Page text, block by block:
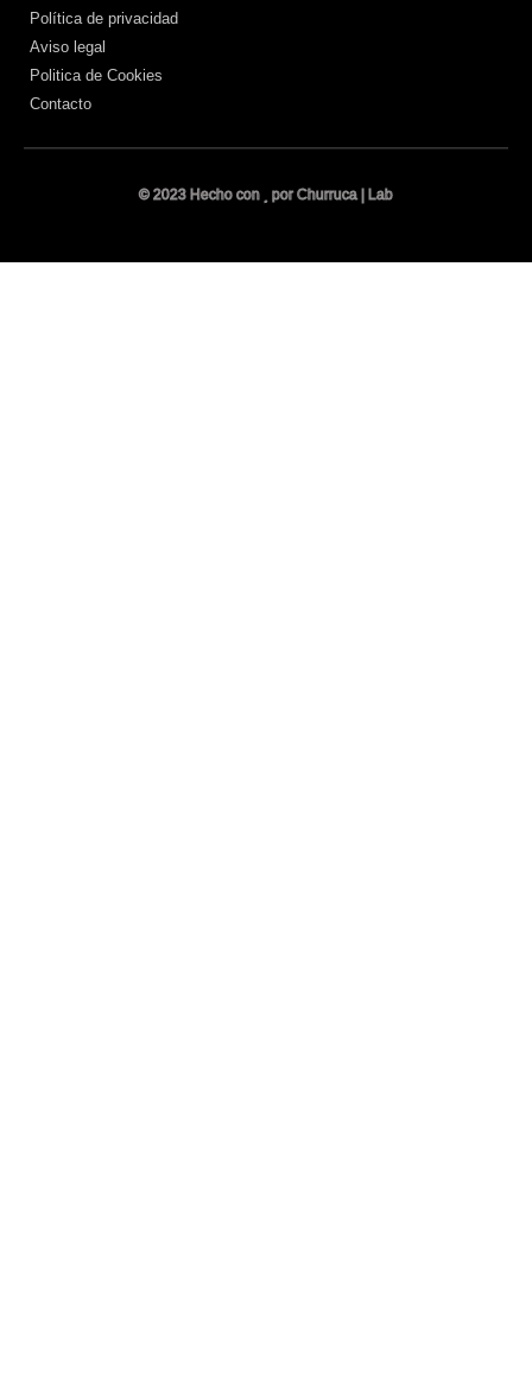
Política de privacidad
Aviso legal
Politica de Cookies
Contacto
© 2023 Hecho con por Churruca | Lab